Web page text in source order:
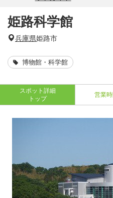
姫路科学館
兵庫県姫路市
博物館・科学館
スポット詳細
トップ
営業